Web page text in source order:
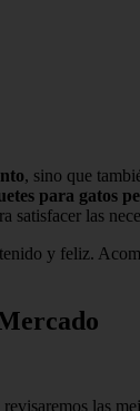
, sino que
para gatos
satisfacer las
y feliz.
las